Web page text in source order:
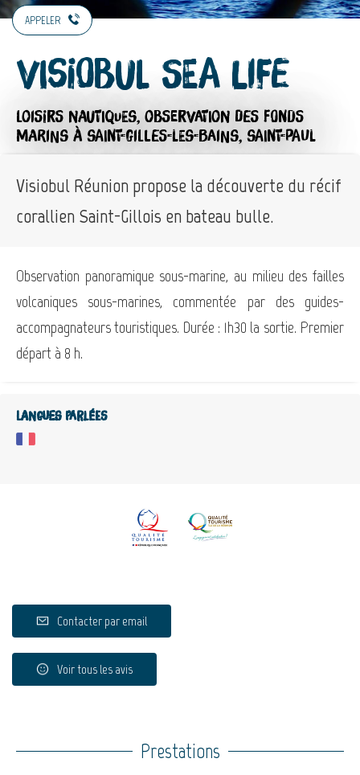
APPELER
Visiobul Sea Life
LOISIRS NAUTIQUES, OBSERVATION DES FONDS
MARINS À SAINT-GILLES-LES-BAINS, SAINT-PAUL
Visiobul Réunion propose la découverte du récif
corallien Saint-Gillois en bateau bulle.
Observation panoramique sous-marine, au milieu des failles
volcaniques sous-marines, commentée par des guides-
accompagnateurs touristiques. Durée : 1h30 la sortie. Premier
départ à 8 h.
Langues parlées
Contacter par email
Voir tous les avis
Prestations